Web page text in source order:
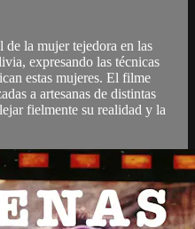
la mujer tejedora en las
expresando las técnicas
estas mujeres. El filme
a artesanas de distintas
fielmente su realidad y la